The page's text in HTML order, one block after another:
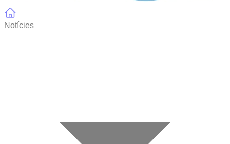
Notícies